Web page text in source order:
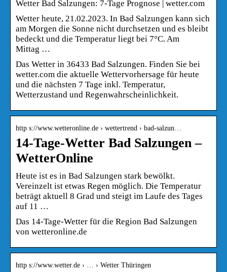
Wetter Bad Salzungen: 7-Tage Prognose | wetter.com
Wetter heute, 21.02.2023. In Bad Salzungen kann sich
am Morgen die Sonne nicht durchsetzen und es bleibt
bedeckt und die Temperatur liegt bei 7°C. Am
Mittag …
Das Wetter in 36433 Bad Salzungen. Finden Sie bei
wetter.com die aktuelle Wettervorhersage für heute
und die nächsten 7 Tage inkl. Temperatur,
Wetterzustand und Regenwahrscheinlichkeit.
http s://www.wetteronline.de › wettertrend › bad-salzun…
14-Tage-Wetter Bad Salzungen –
WetterOnline
Heute ist es in Bad Salzungen stark bewölkt.
Vereinzelt ist etwas Regen möglich. Die Temperatur
beträgt aktuell 8 Grad und steigt im Laufe des Tages
auf 11 …
Das 14-Tage-Wetter für die Region Bad Salzungen
von wetteronline.de
http s://www.wetter.de › … › Wetter Thüringen